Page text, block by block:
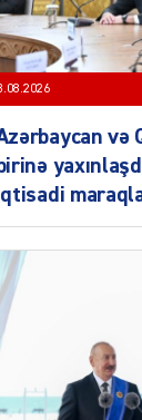
və
birinə